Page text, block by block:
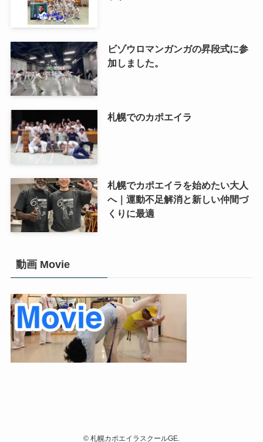
ビゾウロマンガンガの昇段式に参
加しました。
札幌でのカポエイラ
札幌でカポエイラを始めたい大人
へ｜運動不足解消と新しい仲間づ
くりに最適
動画 Movie
© 札幌カポエイラスクールGE.